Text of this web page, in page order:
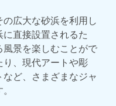
広大な砂浜を利用し
直接設置されるた
景を楽しむことがで
、現代アートや彫
ど、さまざまなジャ